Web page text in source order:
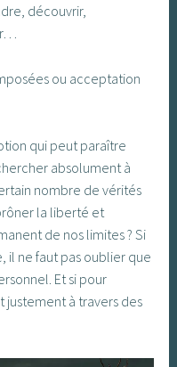
découvrir,
ou acceptation
qui peut paraître
absolument à
nombre de vérités
la liberté et
de nos limites ? Si
il ne faut pas oublier que
Et si pour
à travers des